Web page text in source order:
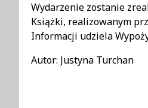
Wydarzenie zostanie
Książki, realizowanym
Informacji udziela
Autor: Justyna Turchan